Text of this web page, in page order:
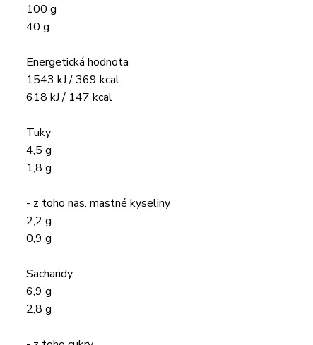
100 g
40 g
Energetická hodnota
1543 kJ / 369 kcal
618 kJ / 147 kcal
Tuky
4,5 g
1,8 g
- z toho nas. mastné kyseliny
2,2 g
0,9 g
Sacharidy
6,9 g
2,8 g